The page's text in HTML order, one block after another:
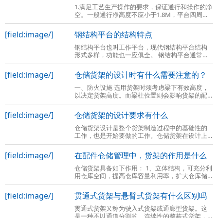
1.满足工艺生产操作的要求，保证通行和操作的净
空。一般通行净高度不应小于1.8M，平台四周一
般均应设置防护栏杆，栏杆高度一般为1M。当平
台高度大于2M时，尚应在防护栏杆下设置高
[field:image/] 钢结构平台的结构特点
钢结构平台也叫工作平台，现代钢结构平台结构
形式多样，功能也一应俱全。 钢结构平台通常是
在现有的车间场地上再建一个二层或三层的全组
装式钢结构平台，将使用空间由一层变成
[field:image/] 仓储货架的设计时有什么需要注意的？
一、防火设施 选用货架时须考虑梁下有效高度，
以决定货架高度。而梁柱位置则会影响货架的配
置。地板 承受的强度，地面平整度也与货架的设
计及安装有关。另外尚须考虑防火设施
[field:image/] 仓储货架的设计要求有什么
仓储货架设计是整个货架制造过程中的基础性的
工作，也是开始要做的工作。仓储货架在设计上
主要涉及到的内容有如下几点： 确定货架的类型
后，明确货位的高度，货物与货架的间隔
[field:image/] 在配件仓储管理中，货架的作用是什么
仓储货架具备如下作用： 1、立体结构，可充分利
用仓库空间，提高仓库容量利用率，扩大仓库储
存能力； 2、货物存取方便，可做到先进先出，百
分之百的挑选能力，流畅的库存周转；
[field:image/] 贯通式货架与悬臂式货架有什么区别吗
贯通式货架又称为驶入式货架或通廊型货架。这
是一种不以通道分割的、连续性的整栋式货架，